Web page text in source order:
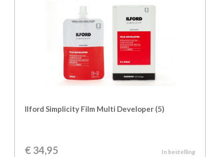
Ilford Simplicity Film Multi Developer (5)
€ 34,95 In bestelling